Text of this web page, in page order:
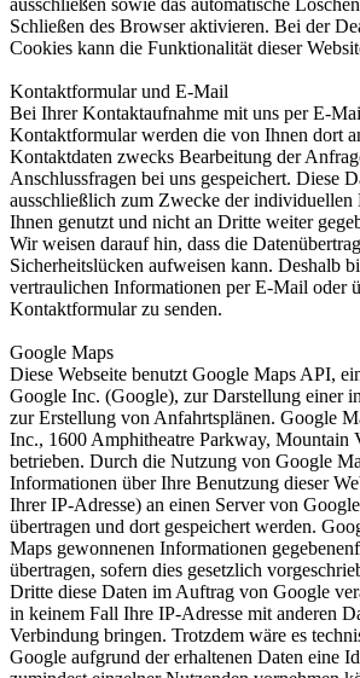
ausschließen sowie das automatische
Schließen des Browser aktivieren. Bei der
Cookies kann die Funktionalität dieser
Kontaktformular und E-Mail
Bei Ihrer Kontaktaufnahme mit uns per E-
Kontaktformular werden die von Ihnen dort
Kontaktdaten zwecks Bearbeitung der
Anschlussfragen bei uns gespeichert. Diese
ausschließlich zum Zwecke der
Ihnen genutzt und nicht an Dritte weiter
Wir weisen darauf hin, dass die
Sicherheitslücken aufweisen kann. Deshalb
vertraulichen Informationen per E-Mail oder
Kontaktformular zu senden.
Google Maps
Diese Webseite benutzt Google Maps API,
Google Inc. (Google), zur Darstellung einer
zur Erstellung von Anfahrtsplänen. Google
Inc., 1600 Amphitheatre Parkway,
betrieben. Durch die Nutzung von Google
Informationen über Ihre Benutzung dieser
Ihrer IP-Adresse) an einen Server von
übertragen und dort gespeichert werden.
Maps gewonnenen Informationen
übertragen, sofern dies gesetzlich
Dritte diese Daten im Auftrag von Google
in keinem Fall Ihre IP-Adresse mit anderen
Verbindung bringen. Trotzdem wäre es
Google aufgrund der erhaltenen Daten eine